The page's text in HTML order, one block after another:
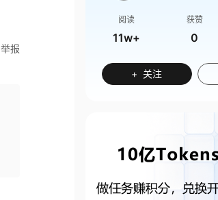
举报
阅读
11w+
获赞
0
+ 关注